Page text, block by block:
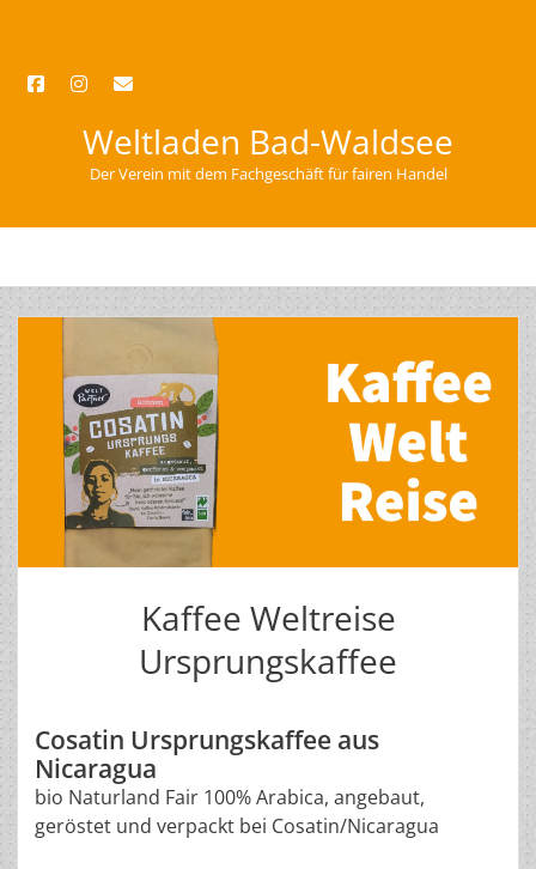
facebookinstagram
email
Weltladen Bad-Waldsee
Der Verein mit dem Fachgeschäft für fairen Handel
Kaffee Weltreise
Ursprungskaffee
Cosatin Ursprungskaffee aus
Nicaragua
bio Naturland Fair 100% Arabica, angebaut,
geröstet und verpackt bei Cosatin/Nicaragua